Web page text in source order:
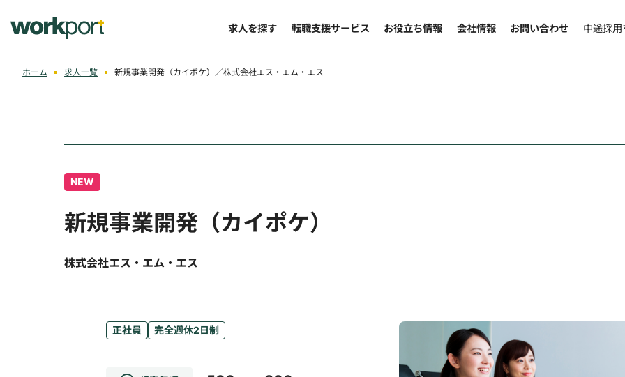
求人を探す 転職支援サービス お役立ち情報 会社情報 お問い合わせ 中途採
ホーム 求人一覧 新規事業開発（カイポケ）／株式会社エス・エム・エス
NEW
新規事業開発（カイポケ）
株式会社エス・エム・エス
正社員 完全週休2日制